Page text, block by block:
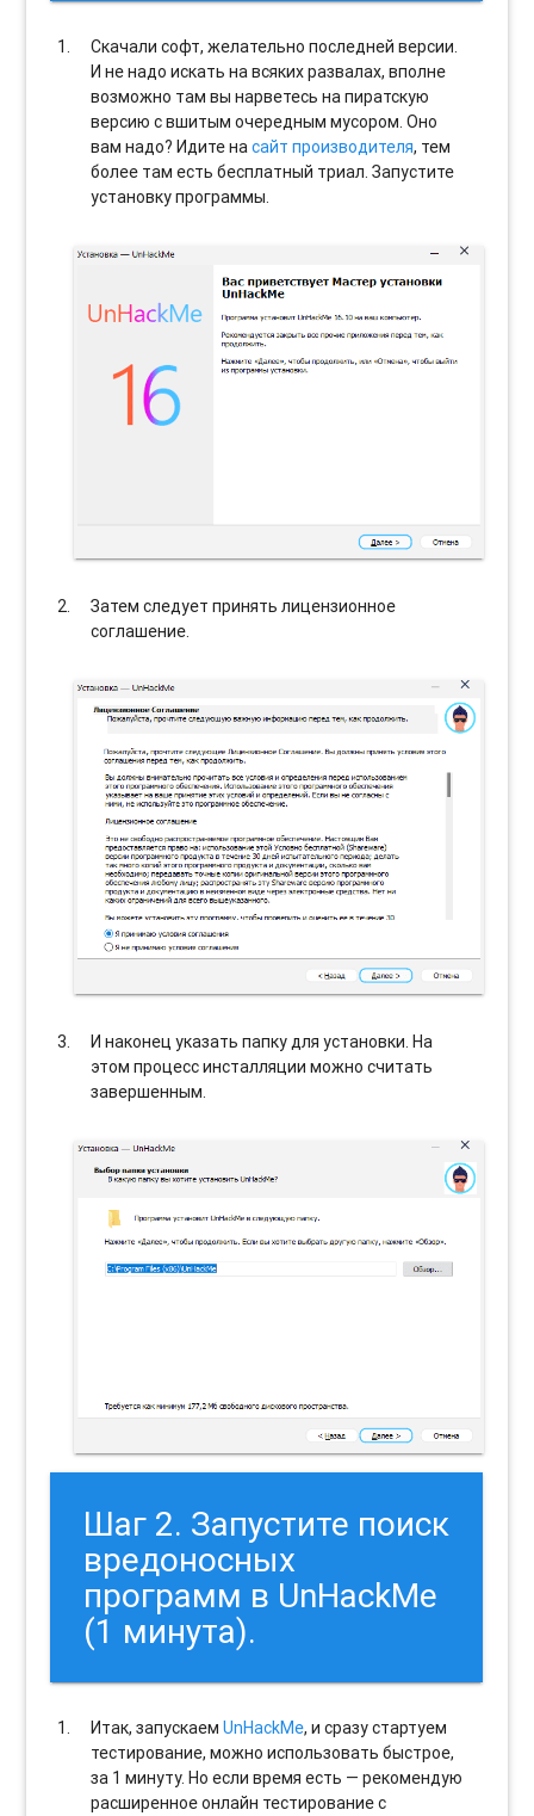
Скачали софт, желательно последней версии.
И не надо искать на всяких развалах, вполне
возможно там вы нарветесь на пиратскую
версию с вшитым очередным мусором. Оно
вам надо? Идите насайт производителя, тем
более там есть бесплатный триал. Запустите
установку программы.
Затем следует принять лицензионное
соглашение.
И наконец указать папку для установки. На
этом процесс инсталляции можно считать
завершенным.
Шаг 2. Запустите поиск
вредоносных
программ в UnHackMe
(1 минута).
Итак, запускаемUnHackMe, и сразу стартуем
тестирование, можно использовать быстрое,
за 1 минуту. Но если время есть — рекомендую
расширенное онлайн тестирование с